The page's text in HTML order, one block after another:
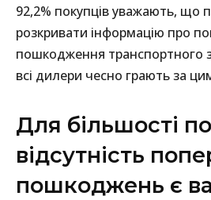
92,2% покупців уважають, що
розкривати інформацію про
пошкодження транспортного
всі дилери чесно грають за
Для більшості
відсутність
пошкоджень є